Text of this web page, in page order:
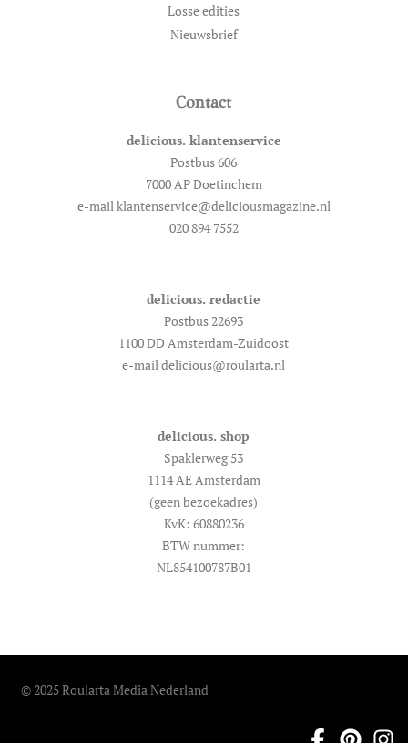
Losse edities
Nieuwsbrief
Contact
delicious. klantenservice
Postbus 606
7000 AP Doetinchem
e-mail klantenservice@deliciousmagazine.nl
020 894 7552
delicious. redactie
Postbus 22693
1100 DD Amsterdam-Zuidoost
e-mail delicious@roularta.nl
delicious. shop
Spaklerweg 53
1114 AE Amsterdam
(geen bezoekadres)
KvK: 60880236
BTW nummer:
NL854100787B01
© 2025 Roularta Media Nederland